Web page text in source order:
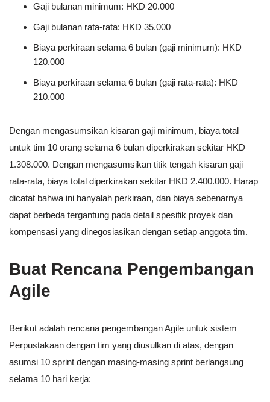
Gaji bulanan minimum: HKD 20.000
Gaji bulanan rata-rata: HKD 35.000
Biaya perkiraan selama 6 bulan (gaji minimum): HKD
120.000
Biaya perkiraan selama 6 bulan (gaji rata-rata): HKD
210.000
Dengan mengasumsikan kisaran gaji minimum, biaya total
untuk tim 10 orang selama 6 bulan diperkirakan sekitar HKD
1.308.000. Dengan mengasumsikan titik tengah kisaran gaji
rata-rata, biaya total diperkirakan sekitar HKD 2.400.000. Harap
dicatat bahwa ini hanyalah perkiraan, dan biaya sebenarnya
dapat berbeda tergantung pada detail spesifik proyek dan
kompensasi yang dinegosiasikan dengan setiap anggota tim.
Buat Rencana Pengembangan
Agile
Berikut adalah rencana pengembangan Agile untuk sistem
Perpustakaan dengan tim yang diusulkan di atas, dengan
asumsi 10 sprint dengan masing-masing sprint berlangsung
selama 10 hari kerja: